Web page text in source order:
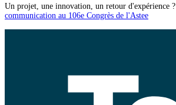
Un projet, une innovation, un retour d'expérience ?
communication au 106e Congrès de l'Astee